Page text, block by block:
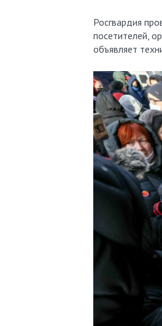
Росгвардия
посетителей,
объявляет